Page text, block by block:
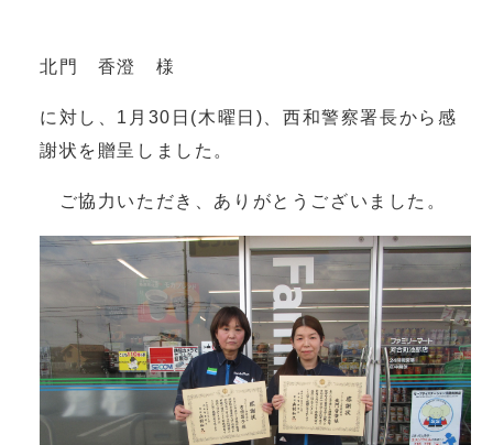
北門 香澄 様
に対し、1月30日(木曜日)、西和警察署長から感
謝状を贈呈しました。
ご協力いただき、ありがとうございました。